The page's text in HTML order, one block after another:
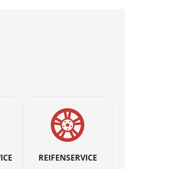
REIFENSERVICE